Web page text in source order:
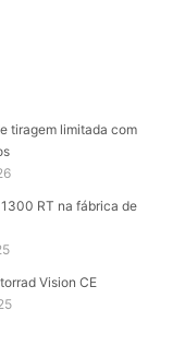
tiragem limitada com
RT na fábrica de
Vision CE